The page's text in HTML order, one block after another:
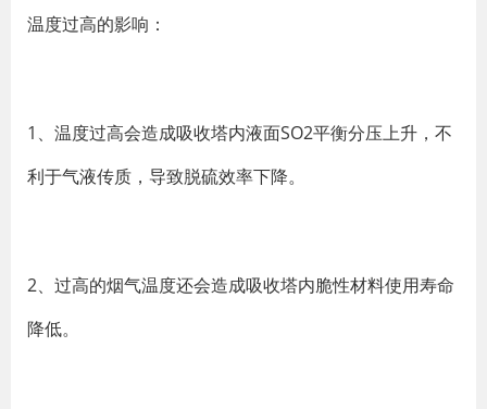
温度过高的影响：
1、温度过高会造成吸收塔内液面SO2平衡分压上升，不
利于气液传质，导致脱硫效率下降。
2、过高的烟气温度还会造成吸收塔内脆性材料使用寿命
降低。